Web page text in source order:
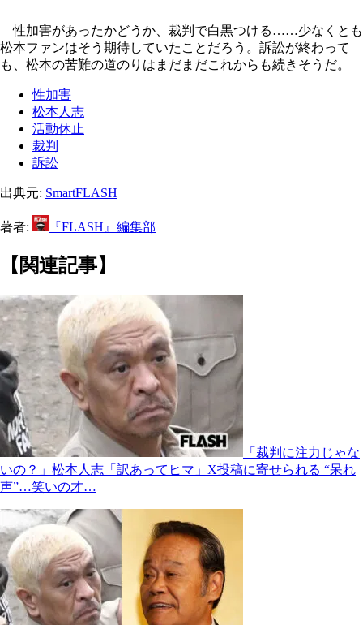
性加害があったかどうか、裁判で白黒つける……少なくとも
松本ファンはそう期待していたことだろう。訴訟が終わって
も、松本の苦難の道のりはまだまだこれからも続きそうだ。
性加害
松本人志
活動休止
裁判
訴訟
出典元: SmartFLASH
著者: 『FLASH』編集部
【関連記事】
「裁判に注力じゃな
いの？」松本人志「訳あってヒマ」X投稿に寄せられる “呆れ
声”…笑いの才…